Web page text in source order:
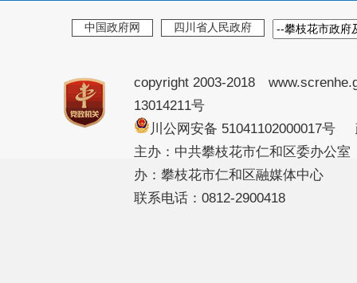
中国政府网 四川省人民政府
copyright 2003-2018
13014211号
川公网安备 51041102000017
主办：中共攀枝花市仁和区委办公
办：攀枝花市仁和区融媒体中心
联系电话：0812-2900418